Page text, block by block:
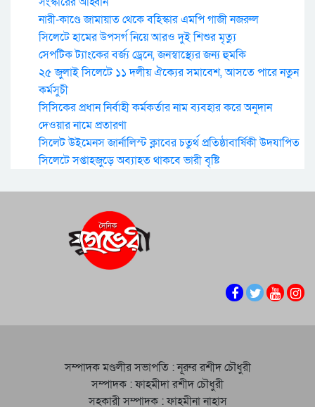
নারী-কাণ্ডে জামায়াত থেকে বহিস্কার এমপি গাজী নজরুল
সিলেটে হামের উপসর্গ নিয়ে আরও দুই শিশুর মৃত্যু
সেপটিক ট্যাংকের বর্জ্য ড্রেনে, জনস্বাস্থ্যের জন্য হুমকি
২৫ জুলাই সিলেটে ১১ দলীয় ঐক্যের সমাবেশ, আসতে পারে নতুন
কর্মসুচী
সিসিকের প্রধান নির্বাহী কর্মকর্তার নাম ব্যবহার করে অনুদান
দেওয়ার নামে প্রতারণা
সিলেট উইমেনস জার্নালিস্ট ক্লাবের চতুর্থ প্রতিষ্ঠাবার্ষিকী উদযাপিত
সিলেটে সপ্তাহজুড়ে অব্যাহত থাকবে ভারী বৃষ্টি
সম্পাদক মণ্ডলীর সভাপতি : নূরুর রশীদ চৌধুরী
সম্পাদক : ফাহমীদা রশীদ চৌধুরী
সহকারী সম্পাদক : ফাহমীনা নাহাস